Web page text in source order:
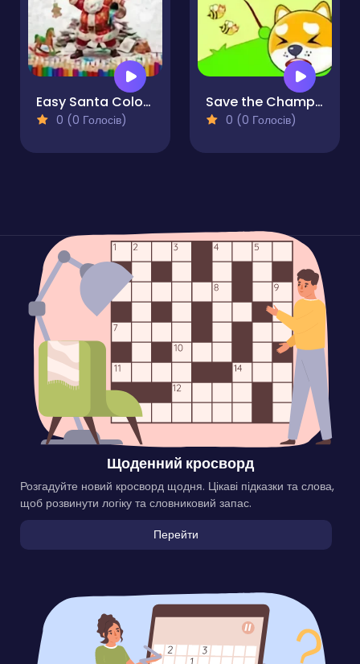
Easy Santa Coloring Pages
0 (0 Голосів)
Save the Champions
0 (0 Голосів)
Щоденний кросворд
Розгадуйте новий кросворд щодня. Цікаві підказки та слова,
щоб розвинути логіку та словниковий запас.
Перейти